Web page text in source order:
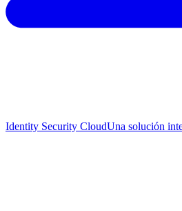
Identity Security CloudUna solución